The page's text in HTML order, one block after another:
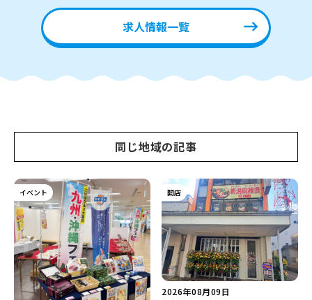
求人情報一覧
同じ地域の記事
イベント 開店
2026年08月09日